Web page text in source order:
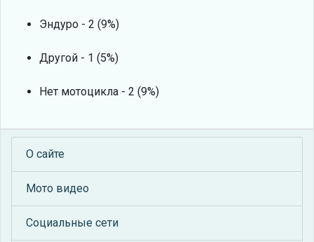
Эндуро - 2 (9%)
Другой - 1 (5%)
Нет мотоцикла - 2 (9%)
О сайте
Мото видео
Социальные сети